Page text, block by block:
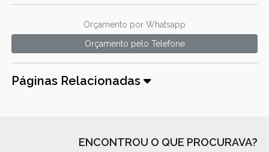
Orçamento por Whatsapp
Orçamento pelo Telefone
Páginas Relacionadas
ENCONTROU O QUE PROCURAVA?